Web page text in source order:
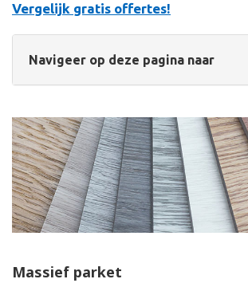
Vergelijk gratis offertes!
Navigeer op deze pagina naar
Massief parket